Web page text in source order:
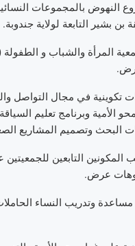
النهوض بالمجموعات
بن بشير التابعة لولاية جندوبة.
المرأة والشباب و الطفولة
.
تكوينية في مجال التواصل
محو الأمية وبرنامج تعليم
البحث وتصميم المشاريع
المكونين التابعين للجمعيتين
عرض.
مساعدة وتدريب النساء